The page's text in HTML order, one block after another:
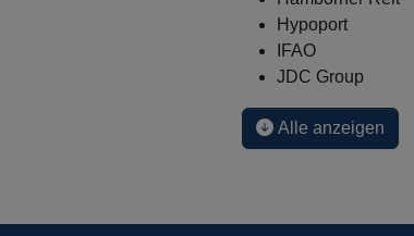
Hypoport
IFAO
JDC Group
Alle anzeigen